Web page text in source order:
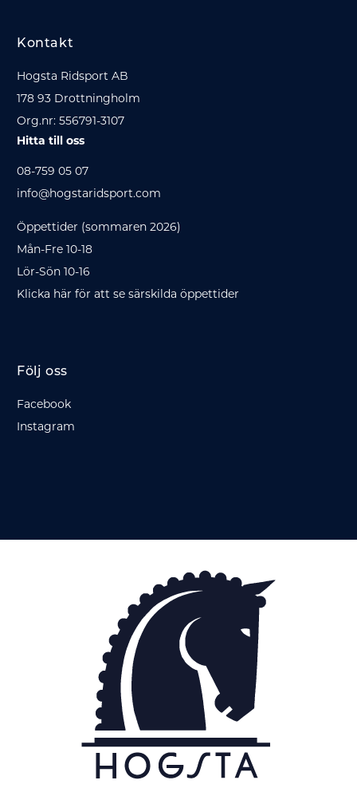
Kontakt
Hogsta Ridsport AB
178 93 Drottningholm
Org.nr: 556791-3107
Hitta till oss
08-759 05 07
info@hogstaridsport.com
Öppettider (sommaren 2026)
Mån-Fre 10-18
Lör-Sön 10-16
Klicka här för att se särskilda öppettider
Följ oss
Facebook
Instagram